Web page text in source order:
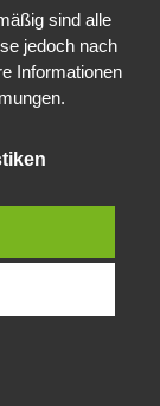
Nutzung dieser
sind alle
jedoch nach
Informationen